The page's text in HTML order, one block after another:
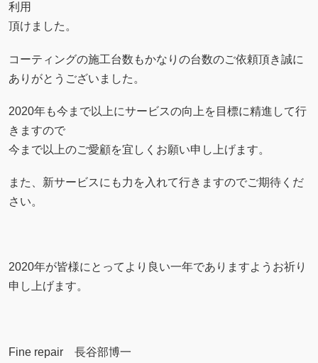
利用
頂けました。
コーティングの施工台数もかなりの台数のご依頼頂き誠に
ありがとうございました。
2020年も今まで以上にサービスの向上を目標に精進して行
きますので
今まで以上のご愛顧を宜しくお願い申し上げます。
また、新サービスにも力を入れて行きますのでご期待くだ
さい。
2020年が皆様にとってより良い一年でありますようお祈り
申し上げます。
Fine repair 長谷部博一